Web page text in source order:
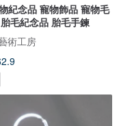
紀念品 寵物飾品 寵物毛
毛紀念品 胎毛手鍊
術工房